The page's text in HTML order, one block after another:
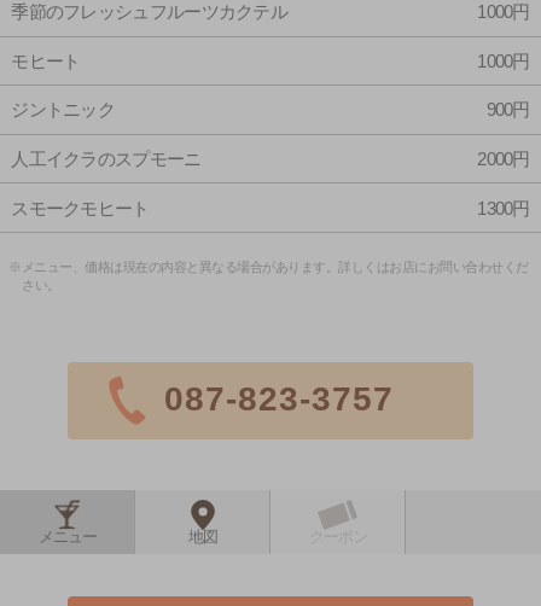
季節のフレッシュフルーツカクテル 1000円
モヒート 1000円
ジントニック 900円
人工イクラのスプモーニ 2000円
スモークモヒート 1300円
※メニュー、価格は現在の内容と異なる場合があります。詳しくはお店にお問い合わせくだ
さい。
087-823-3757
メニュー 地図